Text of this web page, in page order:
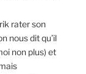
rater son
nous dit qu’il
non plus) et